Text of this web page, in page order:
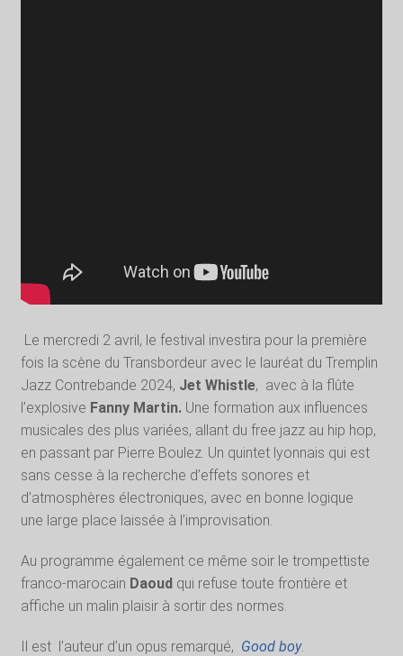
Le mercredi 2 avril, le festival investira pour la première
fois la scène du Transbordeur avec le lauréat du Tremplin
Jazz Contrebande 2024, Jet Whistle, avec à la flûte
l’explosive Fanny Martin.Une formation aux influences
musicales des plus variées, allant du free jazz au hip hop,
en passant par Pierre Boulez. Un quintet lyonnais qui est
sans cesse à la recherche d’effets sonores et
d’atmosphères électroniques, avec en bonne logique
une large place laissée à l’improvisation.
Au programme également ce même soir le trompettiste
franco-marocain Daoudqui refuse toute frontière et
affiche un malin plaisir à sortir des normes.
Il est l’auteur d’un opus remarqué, Good boy.